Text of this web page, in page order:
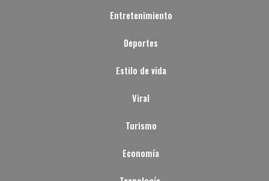
Entretenimiento
Deportes
Estilo de vida
Viral
Turismo
Economía